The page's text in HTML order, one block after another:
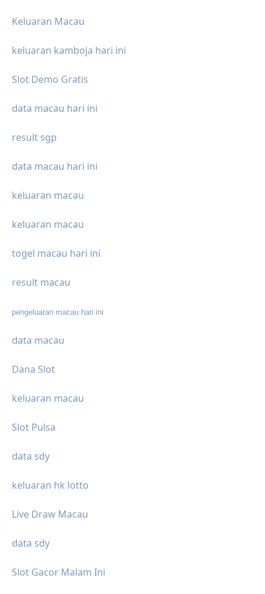
Keluaran Macau
keluaran kamboja hari ini
Slot Demo Gratis
data macau hari ini
result sgp
data macau hari ini
keluaran macau
keluaran macau
togel macau hari ini
result macau
pengeluaran macau hari ini
data macau
Dana Slot
keluaran macau
Slot Pulsa
data sdy
keluaran hk lotto
Live Draw Macau
data sdy
Slot Gacor Malam Ini